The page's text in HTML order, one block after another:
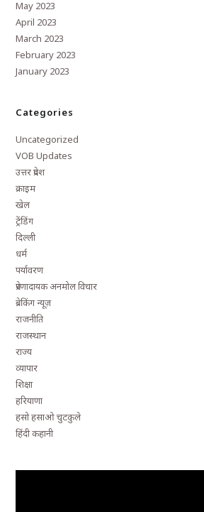
May 2023
April 2023
March 2023
February 2023
January 2023
Categories
Uncategorized
VOB Updates
उत्तर प्रदेश
क्राइम
खेल
ट्रेंडिंग
दिल्ली
धर्म
पर्यावरण
प्रेरणादायक अनमोल विचार
ब्रेकिंग न्यूज़
राजनीति
राजस्थान
राज्य
व्यापार
शिक्षा
हरियाणा
हसो हसाओ चुटकुले
हिंदी कहानी